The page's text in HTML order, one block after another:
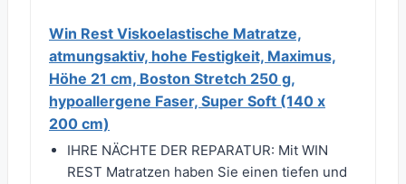
Win Rest Viskoelastische Matratze,
atmungsaktiv, hohe Festigkeit, Maximus,
Höhe 21 cm, Boston Stretch 250 g,
hypoallergene Faser, Super Soft (140 x
200 cm)
IHRE NÄCHTE DER REPARATUR: Mit WIN
REST Matratzen haben Sie einen tiefen und